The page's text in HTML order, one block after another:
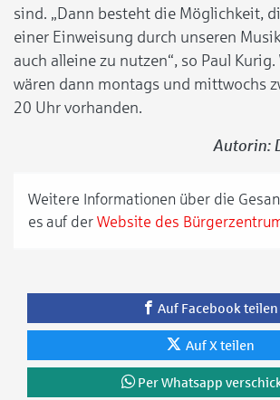
sind. „Dann besteht die Möglichkeit,
einer Einweisung durch unseren
auch alleine zu nutzen“, so Paul
wären dann montags und mittwochs
20 Uhr vorhanden.
Autorin:
Weitere Informationen über die
es auf der Website des
Auf Facebook teilen
Auf X teilen
Per Whatsapp